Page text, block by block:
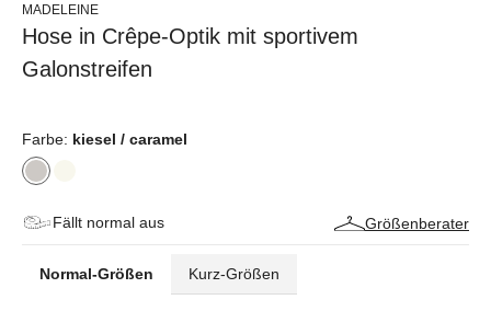
MADELEINE
Hose in Crêpe-Optik mit sportivem
Galonstreifen
Farbe: kiesel / caramel
Fällt normal aus Größenberater
Normal-Größen Kurz-Größen